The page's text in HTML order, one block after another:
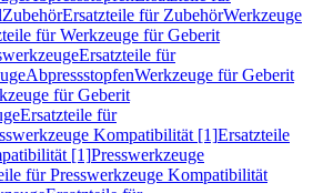
ZubehörErsatzteile für ZubehörWerkzeuge
für Werkzeuge für Geberit
Ersatzteile für
AbpressstopfenWerkzeuge für Geberit
für Geberit
Ersatzteile für
Kompatibilität [1]Ersatzteile
[1]Presswerkzeuge
für Presswerkzeuge Kompatibilität